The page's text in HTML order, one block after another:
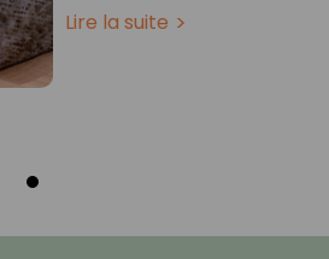
Lire la suite